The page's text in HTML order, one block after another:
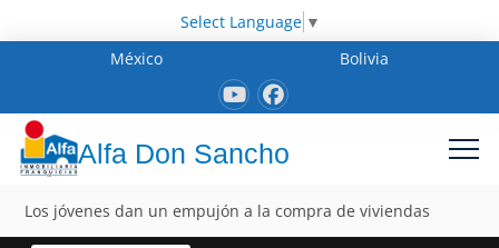
Select Language ▼
México
Bolivia
Alfa Don Sancho
Los jóvenes dan un empujón a la compra de viviendas